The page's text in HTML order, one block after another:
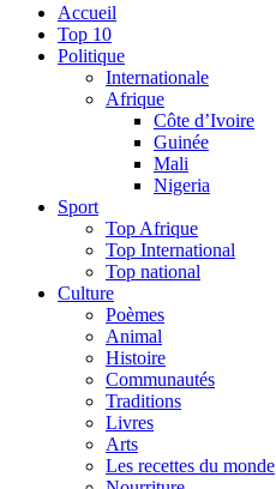
Accueil
Top 10
Politique
Internationale
Afrique
Côte d’Ivoire
Guinée
Mali
Nigeria
Sport
Top Afrique
Top International
Top national
Culture
Poèmes
Animal
Histoire
Communautés
Traditions
Livres
Arts
Les recettes du monde